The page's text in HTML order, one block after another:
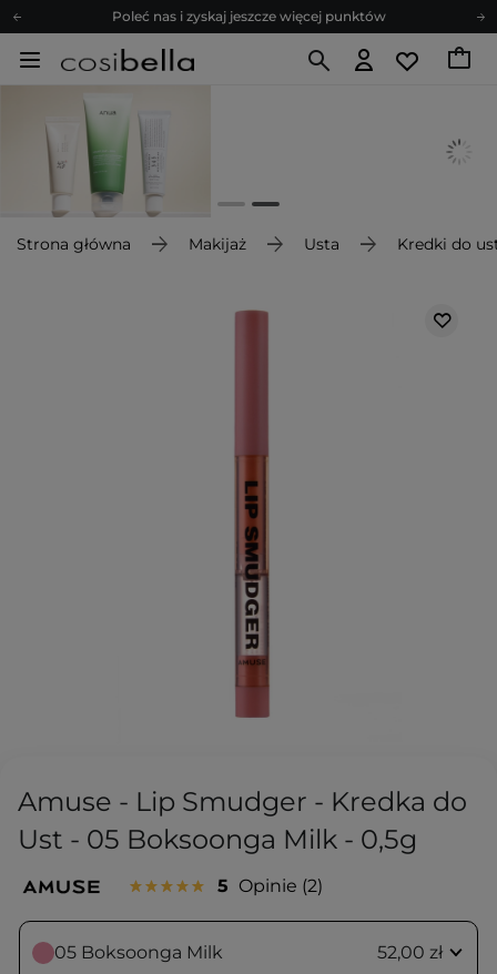
Poleć nas i zyskaj jeszcze więcej punktów
Zapisz się na newsletter pełen porad
Z nami to możliwe! Realizacja zamówienia do 24h.
Zapisz się na newsletter pełen porad
Strona główna Makijaż Usta Kredki do
Amuse - Lip Smudger - Kredka do
Ust - 05 Boksoonga Milk - 0,5g
5 Opinie 2
05 Boksoonga Milk 52,00 zł